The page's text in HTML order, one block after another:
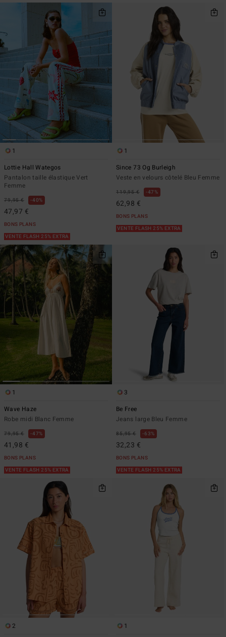
1
Lottie Hall Wategos
Pantalon taille élastique Vert
Femme
79,95 € 40%
47,97 €
BONS PLANS
VENTE FLASH 25% EXTRA
1
Since 73 Og Burleigh
Veste en velours côtelé Bleu Femme
119,95 € 47%
62,98 €
BONS PLANS
VENTE FLASH 25% EXTRA
1
Wave Haze
Robe midi Blanc Femme
79,95 € 47%
41,98 €
BONS PLANS
VENTE FLASH 25% EXTRA
3
Be Free
Jeans large Bleu Femme
85,95 € 63%
32,23 €
BONS PLANS
VENTE FLASH 25% EXTRA
2
1